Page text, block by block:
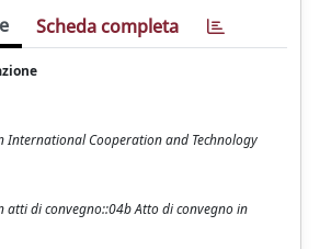
Scheda completa
International Cooperation and Technology
atti di convegno::04b Atto di convegno in